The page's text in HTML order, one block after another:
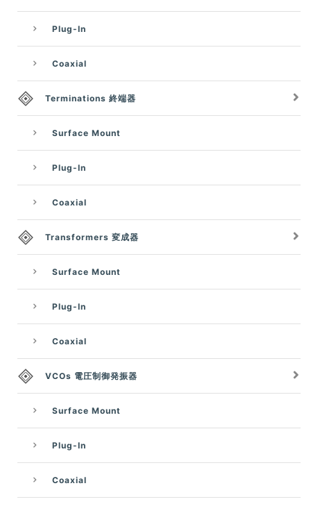
Plug-In
Coaxial
Terminations 終端器
Surface Mount
Plug-In
Coaxial
Transformers 変成器
Surface Mount
Plug-In
Coaxial
VCOs 電圧制御発振器
Surface Mount
Plug-In
Coaxial